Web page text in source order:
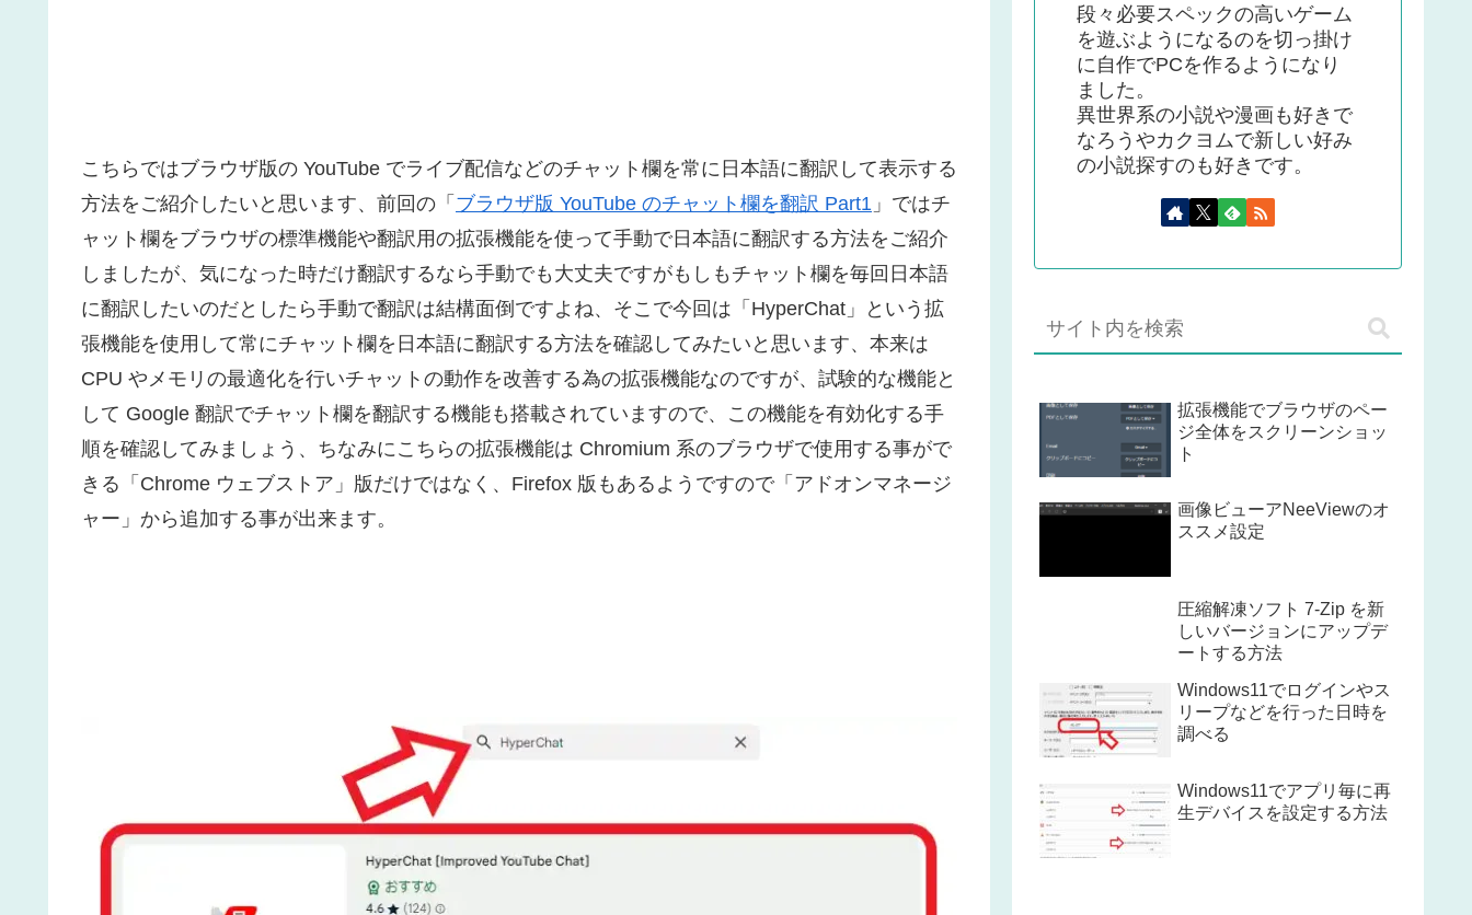
こちらではブラウザ版の YouTube でライブ配信などのチャット欄を常に日本語に翻訳して表示する
方法をご紹介したいと思います、前回の「 ブラウザ版 YouTube のチャット欄を翻訳 Part1 」ではチ
ャット欄をブラウザの標準機能や翻訳用の拡張機能を使って手動で日本語に翻訳する方法をご紹介
しましたが、気になった時だけ翻訳するなら手動でも大丈夫ですがもしもチャット欄を毎回日本語
に翻訳したいのだとしたら手動で翻訳は結構面倒ですよね、そこで今回は「HyperChat」という拡
張機能を使用して常にチャット欄を日本語に翻訳する方法を確認してみたいと思います、本来は
CPU やメモリの最適化を行いチャットの動作を改善する為の拡張機能なのですが、試験的な機能と
して Google 翻訳でチャット欄を翻訳する機能も搭載されていますので、この機能を有効化する手
順を確認してみましょう、ちなみにこちらの拡張機能は Chromium 系のブラウザで使用する事がで
きる「Chrome ウェブストア」版だけではなく、Firefox 版もあるようですので「アドオンマネージ
ャー」から追加する事が出来ます。
段々必要スペックの高いゲーム
を遊ぶようになるのを切っ掛け
に自作でPCを作るようになり
ました。
異世界系の小説や漫画も好きで
なろうやカクヨムで新しい好み
の小説探すのも好きです。
拡張機能でブラウザのペー
ジ全体をスクリーンショッ
ト
画像ビューアNeeViewのオ
ススメ設定
圧縮解凍ソフト 7-Zip を新
しいバージョンにアップデ
ートする方法
Windows11でログインやス
リープなどを行った日時を
調べる
Windows11でアプリ毎に再
生デバイスを設定する方法